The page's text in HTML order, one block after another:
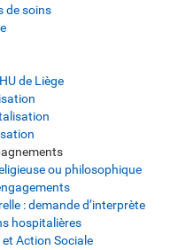
de soins
de Liège
ou philosophique
: demande d’interprète
hospitalières
Action Sociale